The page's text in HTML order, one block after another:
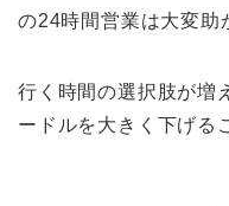
の24時間営業は大変助
行く時間の選択肢が増
ードルを大きく下げる